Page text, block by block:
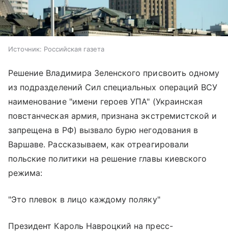
Источник: Российская газета
Решение Владимира Зеленского присвоить одному
из подразделений Сил специальных операций ВСУ
наименование "имени героев УПА" (Украинская
повстанческая армия, признана экстремистской и
запрещена в РФ) вызвало бурю негодования в
Варшаве. Рассказываем, как отреагировали
польские политики на решение главы киевского
режима:
"Это плевок в лицо каждому поляку"
Президент Кароль Навроцкий на пресс-